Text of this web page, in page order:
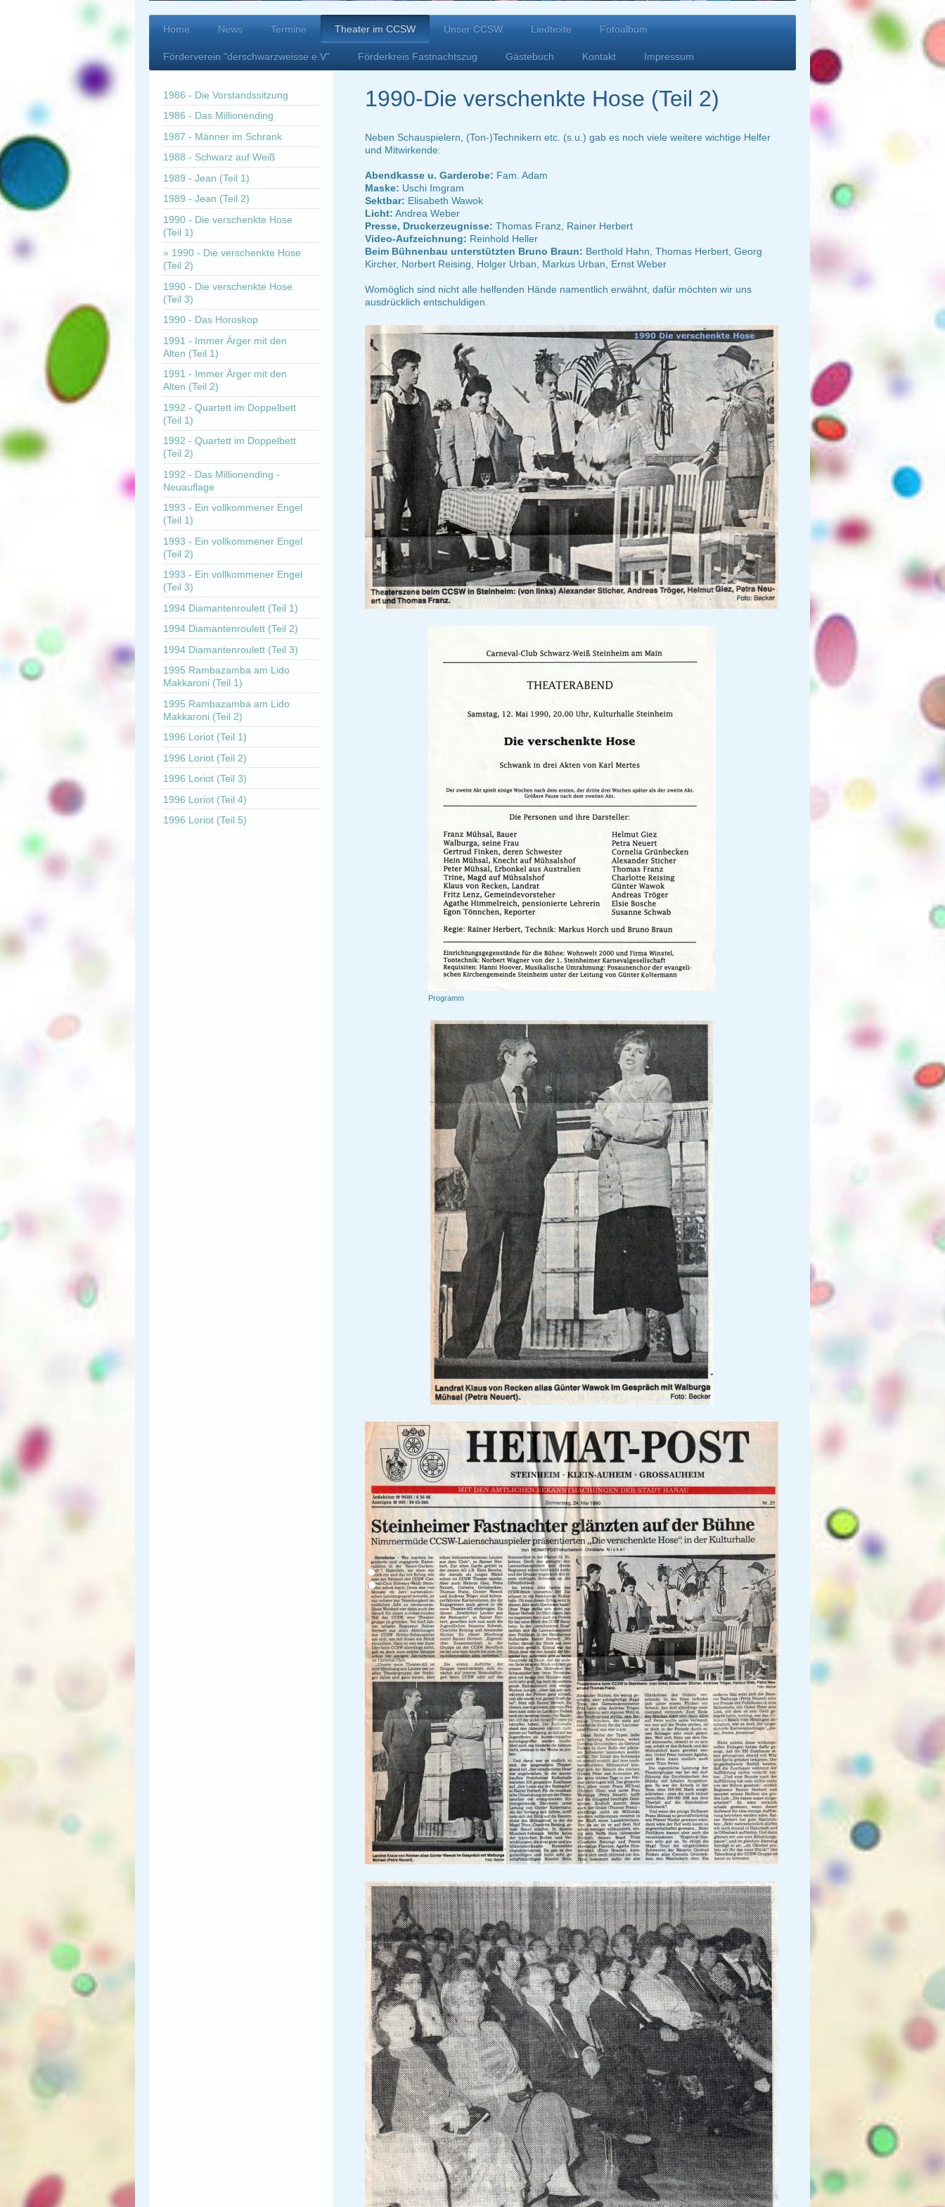
Home News Termine Theater im CCSW Unser CCSW Liedtexte Fotoalbum
Förderverein "derschwarzweisse e.V" Förderkreis Fastnachtszug Gästebuch Kontakt Impressum
1990-Die verschenkte Hose (Teil 2)
Neben Schauspielern, (Ton-)Technikern etc. (s.u.) gab es noch viele weitere wichtige Helfer
und Mitwirkende:
Abendkasse u. Garderobe: Fam. Adam
Maske: Uschi Imgram
Sektbar: Elisabeth Wawok
Licht: Andrea Weber
Presse, Druckerzeugnisse: Thomas Franz, Rainer Herbert
Video-Aufzeichnung: Reinhold Heller
Beim Bühnenbau unterstützten Bruno Braun: Berthold Hahn, Thomas Herbert, Georg
Kircher, Norbert Reising, Holger Urban, Markus Urban, Ernst Weber
Womöglich sind nicht alle helfenden Hände namentlich erwähnt, dafür möchten wir uns
ausdrücklich entschuldigen.
Programm
1986 - Die Vorstandssitzung
1986 - Das Millionending
1987 - Männer im Schrank
1988 - Schwarz auf Weiß
1989 - Jean (Teil 1)
1989 - Jean (Teil 2)
1990 - Die verschenkte Hose
(Teil 1)
1990 - Die verschenkte Hose
(Teil 2)
1990 - Die verschenkte Hose
(Teil 3)
1990 - Das Horoskop
1991 - Immer Ärger mit den
Alten (Teil 1)
1991 - Immer Ärger mit den
Alten (Teil 2)
1992 - Quartett im Doppelbett
(Teil 1)
1992 - Quartett im Doppelbett
(Teil 2)
1992 - Das Millionending -
Neuauflage
1993 - Ein vollkommener Engel
(Teil 1)
1993 - Ein vollkommener Engel
(Teil 2)
1993 - Ein vollkommener Engel
(Teil 3)
1994 Diamantenroulett (Teil 1)
1994 Diamantenroulett (Teil 2)
1994 Diamantenroulett (Teil 3)
1995 Rambazamba am Lido
Makkaroni (Teil 1)
1995 Rambazamba am Lido
Makkaroni (Teil 2)
1996 Loriot (Teil 1)
1996 Loriot (Teil 2)
1996 Loriot (Teil 3)
1996 Loriot (Teil 4)
1996 Loriot (Teil 5)